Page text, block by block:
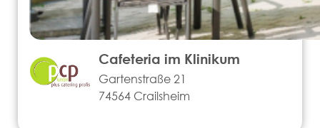
Cafeteria im Klinikum
Gartenstraße 21
74564 Crailsheim